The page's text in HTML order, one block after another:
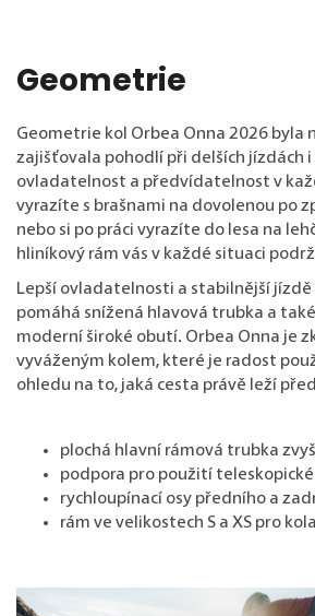
Geometrie
Geometrie kol Orbea Onna 2026 byla
zajišťovala pohodlí při delších jízdách i
ovladatelnost a předvídatelnost v
vyrazíte s brašnami na dovolenou po
nebo si po práci vyrazíte do lesa na
hliníkový rám vás v každé situaci
Lepší ovladatelnosti a stabilnější jízdě
pomáhá snížená hlavová trubka a
moderní široké obutí. Orbea Onna je
vyváženým kolem, které je radost
ohledu na to, jaká cesta právě leží
plochá hlavní rámová trubka
podpora pro použití
rychloupínací osy předního a
rám ve velikostech S a XS pro